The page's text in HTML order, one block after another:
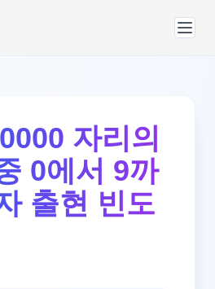
자리의
0에서 9까
출현 빈도